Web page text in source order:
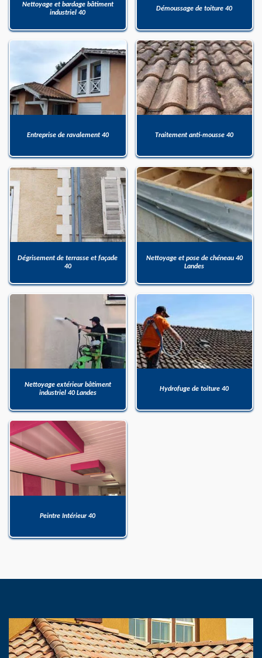
Nettoyage et bardage bâtiment
industriel 40
Démoussage de toiture 40
Entreprise de ravalement 40 Traitement anti-mousse 40
Dégrisement de terrasse et façade
40
Nettoyage et pose de chéneau 40
Landes
Nettoyage extérieur bâtiment
industriel 40 Landes
Hydrofuge de toiture 40
Peintre Intérieur 40